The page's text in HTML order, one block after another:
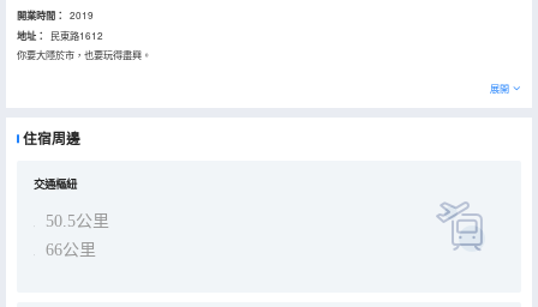
開業時間： 2019
地址：
民東路1612
你要大隱於市，也要玩得盡興。
展開
住宿周邊
交通樞紐
50.5公里
66公里